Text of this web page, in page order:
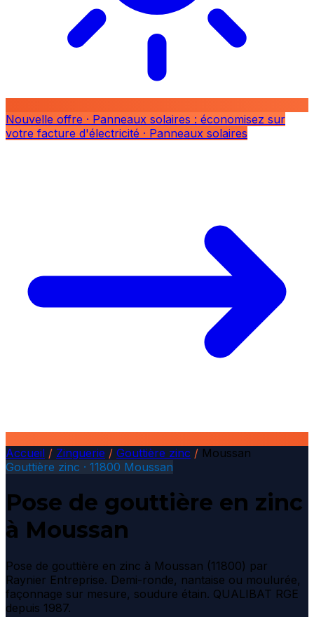
Nouvelle offre · Panneaux solaires : économisez sur
votre facture d'électricité · Panneaux solaires
Accueil / Zinguerie / Gouttière zinc / Moussan
Gouttière zinc · 11800 Moussan
Pose de gouttière en zinc
à Moussan
Pose de gouttière en zinc à Moussan (11800) par
Raynier Entreprise. Demi-ronde, nantaise ou moulurée,
façonnage sur mesure, soudure étain. QUALIBAT RGE
depuis 1987.